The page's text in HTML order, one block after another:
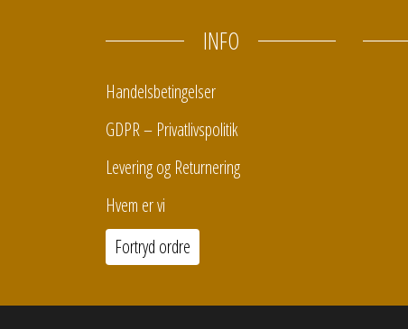
INFO
Handelsbetingelser
GDPR – Privatlivspolitik
Levering og Returnering
Hvem er vi
Fortryd ordre